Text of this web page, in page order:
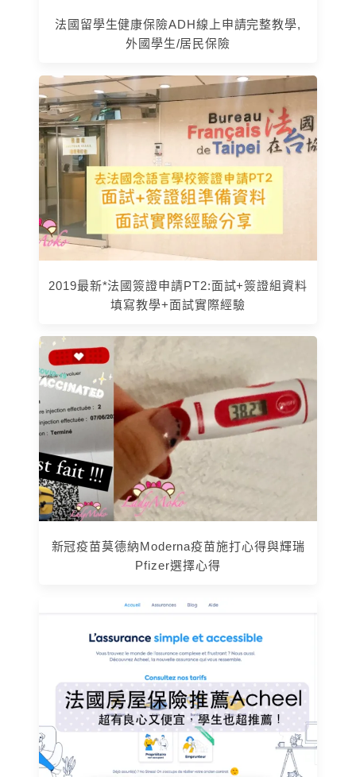
法國留學生健康保險ADH線上申請完整教學,
外國學生/居民保險
2019最新*法國簽證申請PT2:面試+簽證組資料
填寫教學+面試實際經驗
新冠疫苗莫德納Moderna疫苗施打心得與輝瑞
Pfizer選擇心得